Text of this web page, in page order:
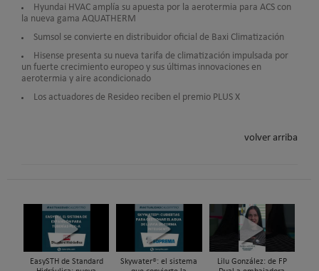
Hyundai HVAC amplía su apuesta por la aerotermia para ACS con
la nueva gama AQUATHERM
Sumsol se convierte en distribuidor oficial de Baxi Climatización
Hisense presenta su nueva tarifa de climatización impulsada por
un fuerte crecimiento europeo y sus últimas innovaciones en
aerotermia y aire acondicionado
Los actuadores de Resideo reciben el premio PLUS X
volver arriba
EasySTH de Standard
Skywater®: el sistema
Lilu González: de FP